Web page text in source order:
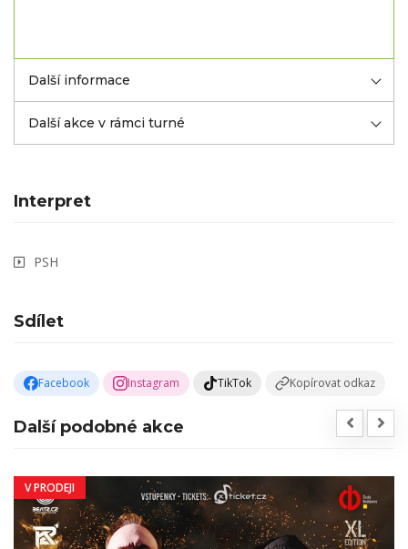
Další informace
Další akce v rámci turné
Interpret
PSH
Sdílet
Facebook Instagram TikTok Kopírovat odkaz
Další podobné akce
V PRODEJI